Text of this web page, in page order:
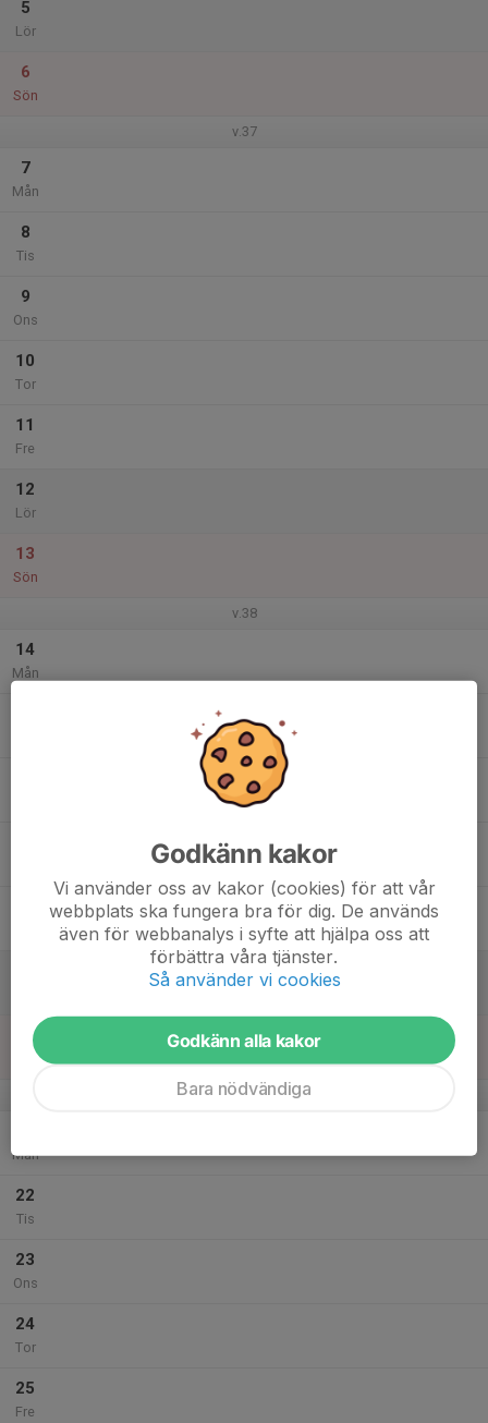
5
Lör
6
Sön
v.37
7
Mån
8
Tis
9
Ons
10
Tor
11
Fre
12
Lör
13
Sön
v.38
14
Mån
20
Sön
v.39
Mån
22
Tis
23
Ons
24
Tor
25
Fre
Godkänn kakor
Vi använder oss av kakor (cookies) för att vår
webbplats ska fungera bra för dig. De används
även för webbanalys i syfte att hjälpa oss att
förbättra våra tjänster.
Så använder vi cookies
Godkänn alla kakor
Bara nödvändiga